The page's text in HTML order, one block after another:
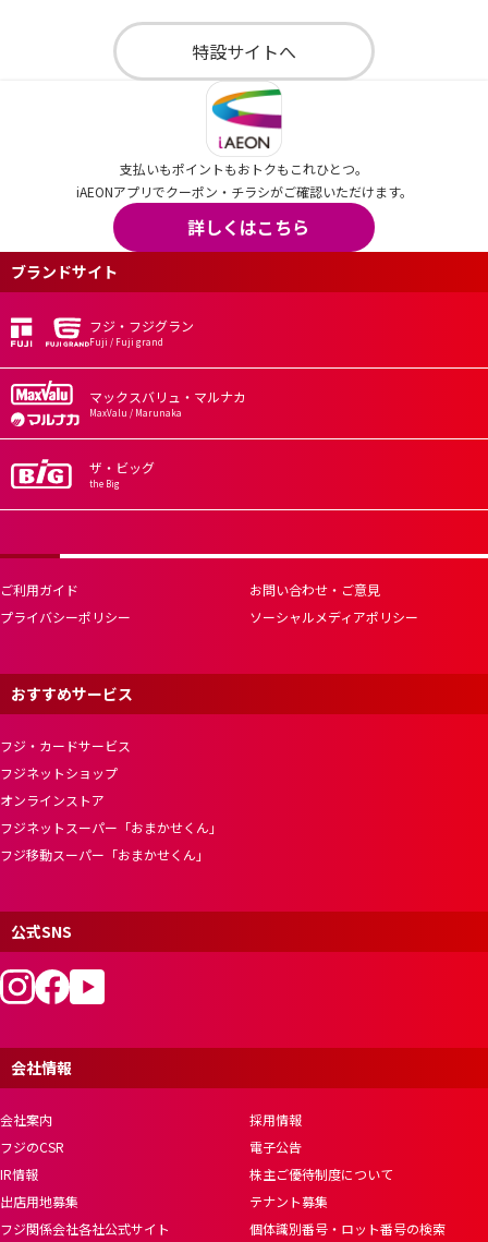
特設サイトへ
支払いもポイントもおトクもこれひとつ。
iAEONアプリでクーポン・チラシがご確認いただけます。
詳しくはこちら
ブランドサイト
フジ・フジグラン
Fuji / Fuji grand
マックスバリュ・マルナカ
MaxValu / Marunaka
ザ・ビッグ
the Big
ご利用ガイド
お問い合わせ・ご意見
プライバシーポリシー
ソーシャルメディアポリシー
おすすめサービス
フジ・カードサービス
フジネットショップ
オンラインストア
フジネットスーパー「おまかせくん」
フジ移動スーパー「おまかせくん」
公式SNS
会社情報
会社案内
採用情報
フジのCSR
電子公告
IR情報
株主ご優待制度について
出店用地募集
テナント募集
フジ関係会社各社公式サイト
個体識別番号・ロット番号の検索